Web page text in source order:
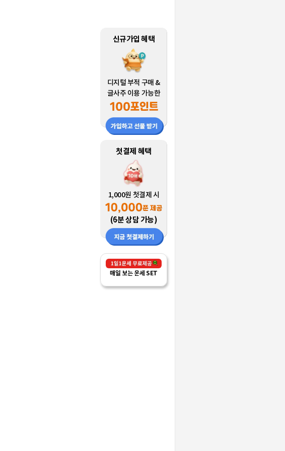
신규가입 혜택
디지털 부적 구매 &
글사주 이용 가능한
첫결제 혜택
1,000원 첫결제 시
(6분 상담 가능)
매일 보는 운세 SET